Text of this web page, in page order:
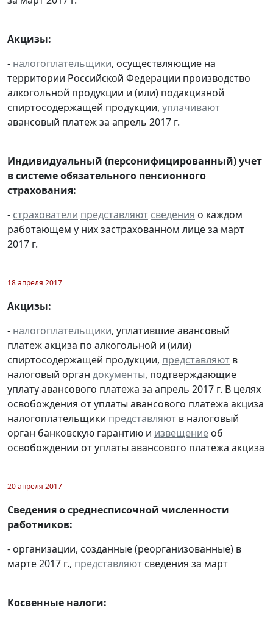
Акцизы:
- налогоплательщики, осуществляющие на
территории Российской Федерации производство
алкогольной продукции и (или) подакцизной
спиртосодержащей продукции, уплачивают
авансовый платеж за апрель 2017 г.
Индивидуальный (персонифицированный) учет
в системе обязательного пенсионного
страхования:
- страхователи представляют сведения о каждом
работающем у них застрахованном лице за март
2017 г.
18 апреля 2017
Акцизы:
- налогоплательщики, уплатившие авансовый
платеж акциза по алкогольной и (или)
спиртосодержащей продукции, представляют в
налоговый орган документы, подтверждающие
уплату авансового платежа за апрель 2017 г. В целях
освобождения от уплаты авансового платежа акциза
налогоплательщики представляют в налоговый
орган банковскую гарантию и извещение об
освобождении от уплаты авансового платежа акциза
20 апреля 2017
Сведения о среднесписочной численности
работников:
- организации, созданные (реорганизованные) в
марте 2017 г., представляют сведения за март
Косвенные налоги: